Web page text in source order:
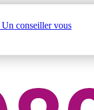
Un conseiller vous